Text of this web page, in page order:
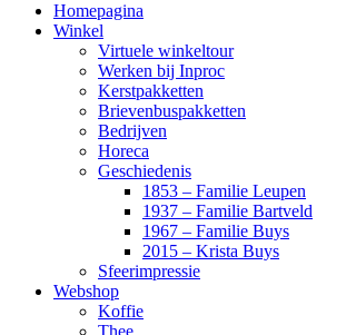
Homepagina
Winkel
Virtuele winkeltour
Werken bij Inproc
Kerstpakketten
Brievenbuspakketten
Bedrijven
Horeca
Geschiedenis
1853 – Familie Leupen
1937 – Familie Bartveld
1967 – Familie Buys
2015 – Krista Buys
Sfeerimpressie
Webshop
Koffie
Thee